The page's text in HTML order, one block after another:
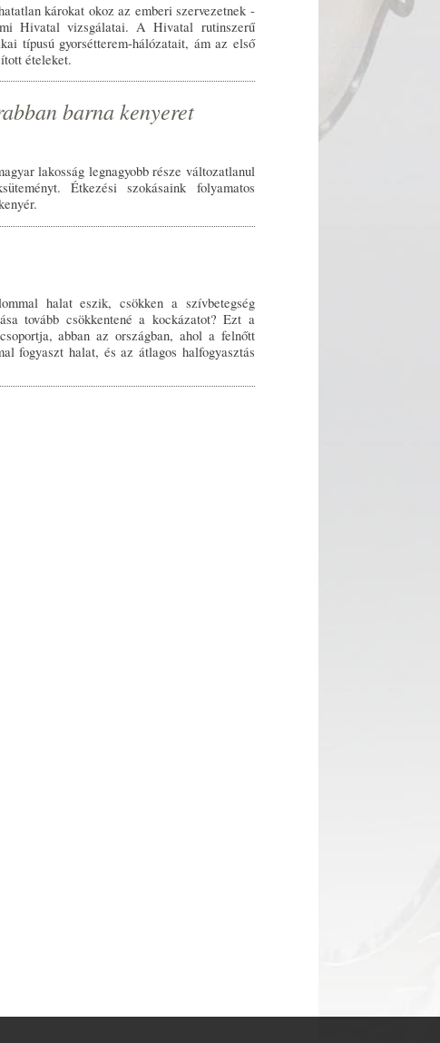
károkat okoz az emberi szervezetnek -
Hivatal vizsgálatai. A Hivatal rutinszerű
típusú gyorsétterem-hálózatait, ám az első
ételeket.
barna kenyeret
lakosság legnagyobb része változatlanul
Étkezési szokásaink folyamatos
halat eszik, csökken a szívbetegség
tovább csökkentené a kockázatot? Ezt a
abban az országban, ahol a felnőtt
fogyaszt halat, és az átlagos halfogyasztás